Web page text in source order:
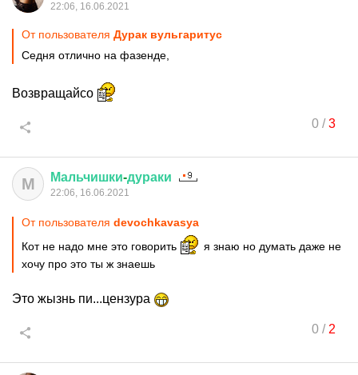
22:06, 16.06.2021
От пользователя Дурак вульгаритус
Седня отлично на фазенде,
Возвращайсо
0/3
М Мальчишки-дураки
22:06, 16.06.2021
От пользователя devochkavasya
Кот не надо мне это говорить
я знаю но думать даже не
хочу про это ты ж знаешь
Это жызнь пи...цензура
0/ 2